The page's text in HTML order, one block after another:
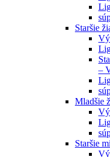
Staršie
–
Mladšie
Staršie